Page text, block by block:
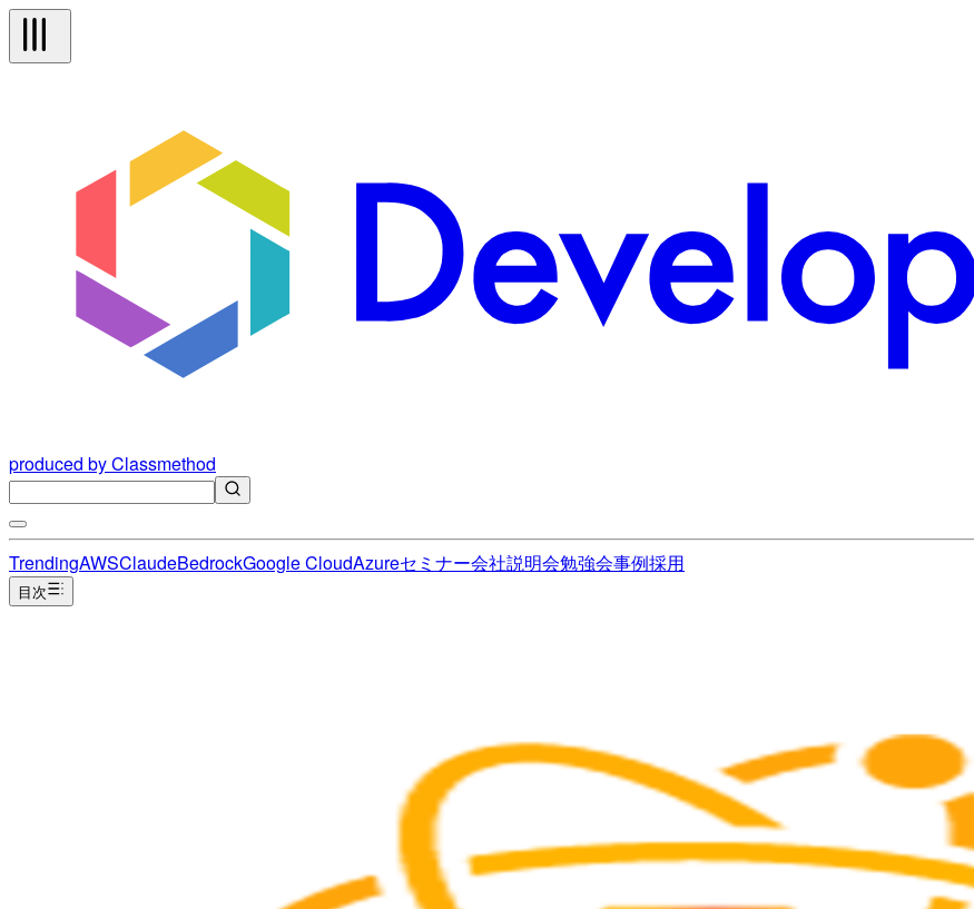
produced by Classmethod
TrendingAWSClaudeBedrockGoogle CloudAzureセミナー会社説明会勉強会事例採用
目次